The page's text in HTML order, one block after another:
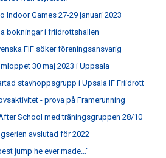
Indoor Games 27-29 januari 2023
bokningar i friidrottshallen
FIF söker föreningsansvarig
30 maj 2023 i Uppsala
stavhoppsgrupp i Upsala IF Friidrott
- prova på Framerunning
School med träningsgruppen 28/10
avslutad för 2022
jump he ever made..."